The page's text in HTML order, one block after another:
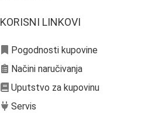
KORISNI LINKOVI
Pogodnosti kupovine
Načini naručivanja
Uputstvo za kupovinu
Servis